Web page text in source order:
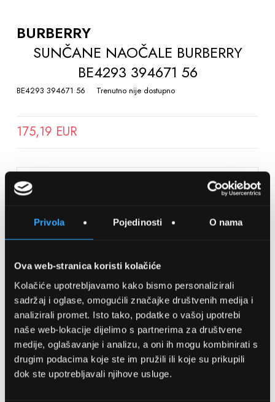
Privola Pojedinosti O nama
Ova web-stranica koristi kolačiće
Kolačiće upotrebljavamo kako bismo personalizirali
sadržaj i oglase, omogućili značajke društvenih medija i
analizirali promet. Isto tako, podatke o vašoj upotrebi
naše web-lokacije dijelimo s partnerima za društvene
medije, oglašavanje i analizu, a oni ih mogu kombinirati s
drugim podacima koje ste im pružili ili koje su prikupili
dok ste upotrebljavali njihove usluge.
THE
BEGINNING
GALLERY
BURBERRY
SUNČANE NAOČALE BURBERRY
BE4293 394671 56
BE4293 394671 56 Trenutno nije dostupno
175,19 EUR
SPREMITE NA LISTU ŽELJA
Detalji
OPTIKA NJEGO, POSLOVNICA 1